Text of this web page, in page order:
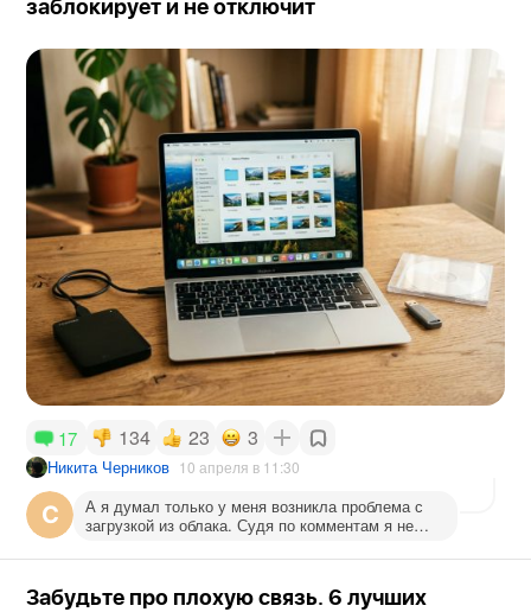
заблокирует и не отключит
17 134 23 3
Никита Черников 10 апреля в 11:30
А я думал только у меня возникла проблема с
загрузкой из облака. Судя по комментам я не
еле...
Забудьте про плохую связь. 6 лучших